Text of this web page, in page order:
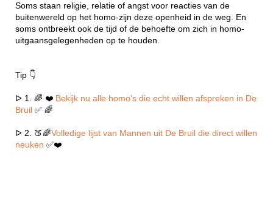
Soms staan religie, relatie of angst voor reacties van de
buitenwereld op het homo-zijn deze openheid in de weg. En
soms ontbreekt ook de tijd of de behoefte om zich in homo-
uitgaansgelegenheden op te houden.
Tip 👇
ᐅ 1. 🌈 ❤️ Bekijk nu alle homo's die echt willen afspreken in De
Bruil ✅ 🌈
ᐅ 2. 🍑🌈Volledige lijst van Mannen uit De Bruil die direct willen
neuken ✅❤️